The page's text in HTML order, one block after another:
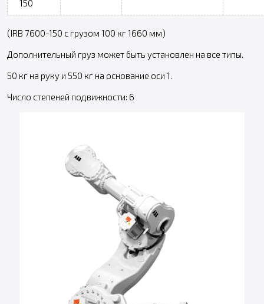
150
(IRB 7600-150 с грузом 100 кг 1660 мм)
Дополнительный груз может быть установлен на все типы.
50 кг на руку и 550 кг на основание оси 1.
Число степеней подвижности: 6